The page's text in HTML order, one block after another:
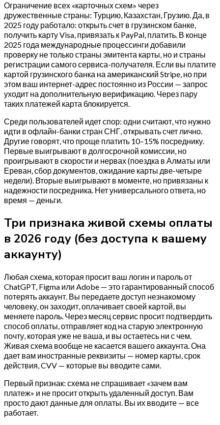
Ограничение всех «карточных схем» через
дружественные страны: Турцию, Казахстан, Грузию. Да, в
2025 году работало: открыть счет в грузинском банке,
получить карту Visa, привязать к PayPal, платить. В конце
2025 года международные процессинги добавили
проверку не только страны эмитента карты, но и страны
регистрации самого сервиса-получателя. Если вы платите
картой грузинского банка на американский Stripe, но при
этом ваш интернет-адрес постоянно из России — запрос
уходит на дополнительную верификацию. Через пару
таких платежей карта блокируется.
Среди пользователей идет спор: одни считают, что нужно
идти в офлайн-банки стран СНГ, открывать счет лично.
Другие говорят, что проще платить 10–15% посреднику.
Первые выигрывают в долгосрочной комиссии, но
проигрывают в скорости и нервах (поездка в Алматы или
Ереван, сбор документов, ожидание карты две-четыре
недели). Вторые выигрывают в моменте, но привязаны к
надежности посредника. Нет универсального ответа, но
время — деньги.
Три признака живой схемы оплаты
в 2026 году (без доступа к вашему
аккаунту)
Любая схема, которая просит ваш логин и пароль от
ChatGPT, Figma или Adobe — это гарантированный способ
потерять аккаунт. Вы передаете доступ незнакомому
человеку, он заходит, оплачивает своей картой, вы
меняете пароль. Через месяц сервис просит подтвердить
способ оплаты, отправляет код на старую электронную
почту, которая уже не ваша, и вы остаетесь ни с чем.
Живая схема вообще не касается вашего аккаунта. Она
дает вам иностранные реквизиты — номер карты, срок
действия, CVV — которые вы вводите сами.
Первый признак: схема не спрашивает «зачем вам
платеж» и не просит открыть удаленный доступ. Вам
просто дают данные для оплаты. Вы их вводите — все
работает.